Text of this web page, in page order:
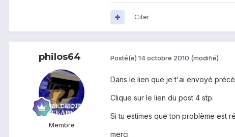
Citer
philos64
Membre
Posté(e) 14 octobre 2010 (modifié)
Dans le lien que je t'ai envoyé
Clique sur le lien du post 4 stp.
Si tu estimes que ton problème est
merci